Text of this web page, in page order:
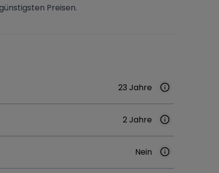
Preisen.
23 Jahre
2 Jahre
Nein